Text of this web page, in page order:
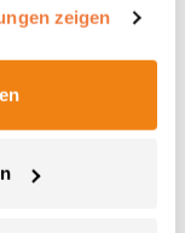
zeigen
/ 40%